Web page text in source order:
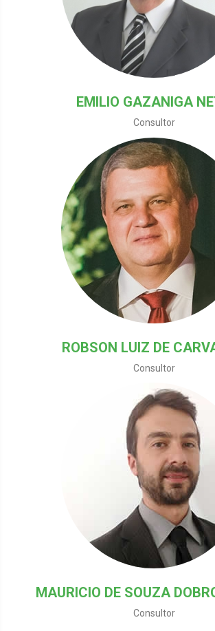
EMILIO GAZANIGA
Consultor
ROBSON LUIZ DE
Consultor
MAURICIO DE SOUZA
Consultor